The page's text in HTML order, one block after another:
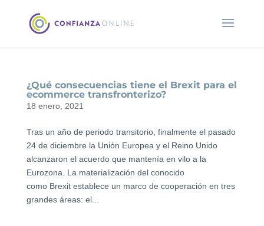
¿Qué consecuencias tiene el Brexit para el
ecommerce transfronterizo?
18 enero, 2021
Tras un año de periodo transitorio, finalmente el pasado
24 de diciembre la Unión Europea y el Reino Unido
alcanzaron el acuerdo que mantenía en vilo a la
Eurozona. La materialización del conocido
como Brexit establece un marco de cooperación en tres
grandes áreas: el...